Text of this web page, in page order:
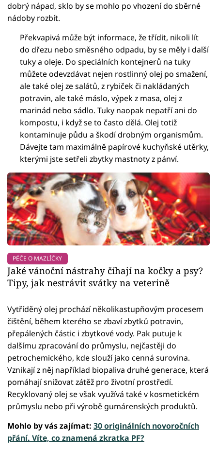
dobrý nápad, sklo by se mohlo po vhození do sběrné
nádoby rozbít.
Překvapivá může být informace, že třídit, nikoli lít
do dřezu nebo směsného odpadu, by se měly i další
tuky a oleje. Do speciálních kontejnerů na tuky
můžete odevzdávat nejen rostlinný olej po smažení,
ale také olej ze salátů, z rybiček či nakládaných
potravin, ale také máslo, výpek z masa, olej z
marinád nebo sádlo. Tuky naopak nepatří ani do
kompostu, i když se to často dělá. Olej totiž
kontaminuje půdu a škodí drobným organismům.
Dávejte tam maximálně papírové kuchyňské utěrky,
kterými jste setřeli zbytky mastnoty z pánví.
PÉČE O MAZLÍČKY
Jaké vánoční nástrahy číhají na kočky a psy?
Tipy, jak nestrávit svátky na veterině
Vytříděný olej prochází několikastupňovým procesem
čištění, během kterého se zbaví zbytků potravin,
přepálených částic i zbytkové vody. Pak putuje k
dalšímu zpracování do průmyslu, nejčastěji do
petrochemického, kde slouží jako cenná surovina.
Vznikají z něj například biopaliva druhé generace, která
pomáhají snižovat zátěž pro životní prostředí.
Recyklovaný olej se však využívá také v kosmetickém
průmyslu nebo při výrobě gumárenských produktů.
Mohlo by vás zajímat: 30 originálních novoročních
přání. Víte, co znamená zkratka PF?